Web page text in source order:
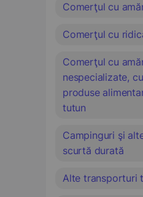
Comerţul cu
Comerţul cu
Comerţul cu
nespecializate,
produse
tutun
Campinguri şi
scurtă durată
Alte transporturi